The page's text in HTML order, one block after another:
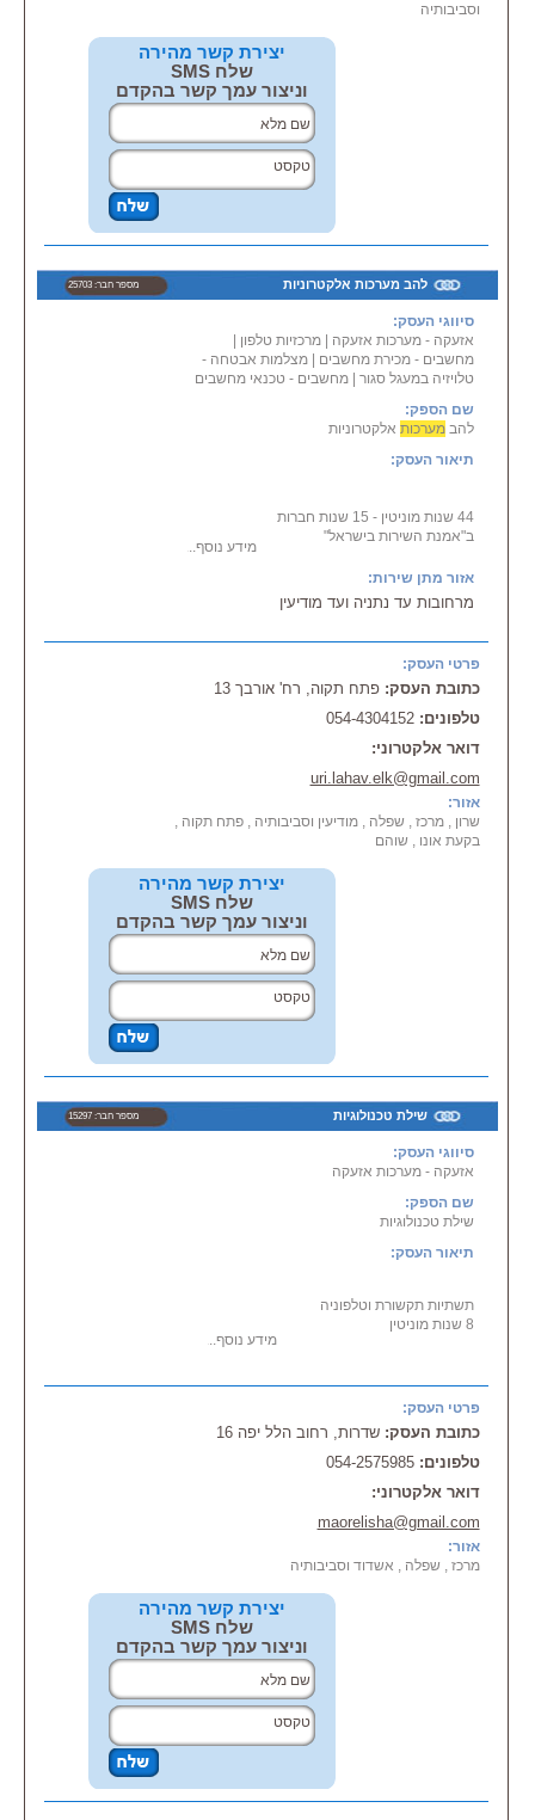
וסביבותיה
יצירת קשר מהירה
שלח SMS
וניצור עמך קשר בהקדם
להב מערכות אלקטרוניות מספר חבר: 25703
סיווגי העסק:
אזעקה - מערכות אזעקה
מרכזיות טלפון
מחשבים - מכירת מחשבים
מצלמות אבטחה -
טלויזיה במעגל סגור| מחשבים - טכנאי מחשבים
שם הספק:
להב מערכותאלקטרוניות
תיאור העסק:
44 שנות מוניטין - 15 שנות חברות
ב"אמנת השירות בישראל"
מכירת, שיווק, התקנת, הקמת
-מערכות מחשבים
סגור
- מרכזיות טלפונים
מידע נוסף...
אזור מתן שירות:
מרחובות עד נתניה ועד מודיעין
פרטי העסק:
כתובת העסק:פתח תקוה, רח' אורבך 13
טלפונים:054-4304152
דואר אלקטרוני:
uri.lahav.elk@gmail.com
אזור:
שרון , מרכז , שפלה , מודיעין וסביבותיה , פתח תקוה ,
בקעת אונו , שוהם
יצירת קשר מהירה
שלח SMS
וניצור עמך קשר בהקדם
שילת טכנולוגיות מספר חבר: 15297
סיווגי העסק:
אזעקה - מערכות אזעקה
שם הספק:
שילת טכנולוגיות
תיאור העסק:
תשתיות תקשורת וטלפוניה
8 שנות מוניטין
- מצלמות אבטחה
-מערכותגילוי אש
- טלויזיה במעגל סגור
- מערכותתקשורת, מרכזיות טלפון
-מערכותתקשורת מחשבים
- כלמערכותמתח נמוך
-מערכות
מידע נוסף...
פרטי העסק:
כתובת העסק:שדרות, רחוב הלל יפה 16
טלפונים:054-2575985
דואר אלקטרוני:
maorelisha@gmail.com
אזור:
מרכז , שפלה , אשדוד וסביבותיה
יצירת קשר מהירה
שלח SMS
וניצור עמך קשר בהקדם